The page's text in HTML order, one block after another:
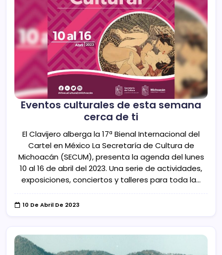
Eventos culturales de esta semana
cerca de ti
El Clavijero alberga la 17ª Bienal Internacional del
Cartel en México La Secretaría de Cultura de
Michoacán (SECUM), presenta la agenda del lunes
10 al 16 de abril del 2023. Una serie de actividades,
exposiciones, conciertos y talleres para toda la…
10 De Abril De 2023